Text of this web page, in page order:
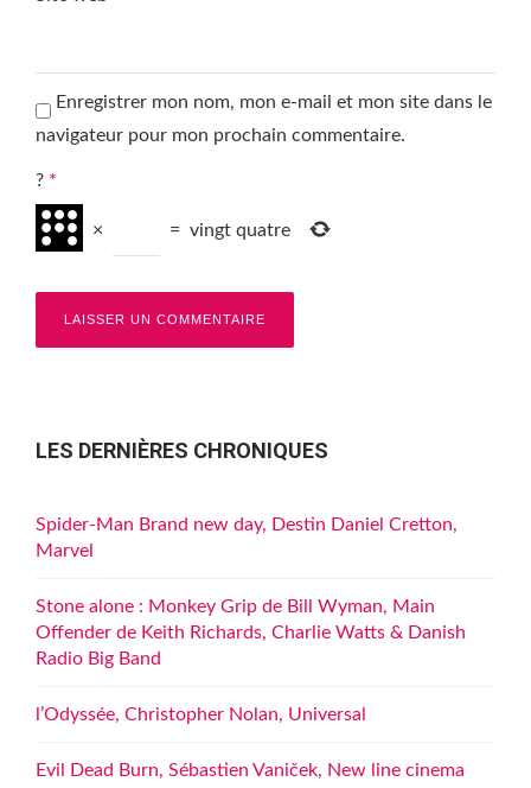
Enregistrer mon nom, mon e-mail et mon site dans le
navigateur pour mon prochain commentaire.
? *
× = vingt quatre
LES DERNIÈRES CHRONIQUES
Spider-Man Brand new day, Destin Daniel Cretton,
Marvel
Stone alone : Monkey Grip de Bill Wyman, Main
Offender de Keith Richards, Charlie Watts & Danish
Radio Big Band
l’Odyssée, Christopher Nolan, Universal
Evil Dead Burn, Sébastien Vaniček, New line cinema